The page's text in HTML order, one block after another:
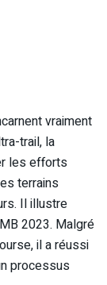
vraiment
trail, la
les efforts
terrains
Il illustre
2023. Malgré
il a réussi
processus